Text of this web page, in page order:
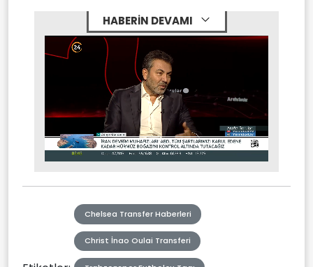
HABERİN DEVAMI
Mute Stream
Chelsea Transfer Haberleri
Christ İnao Oulai Transferi